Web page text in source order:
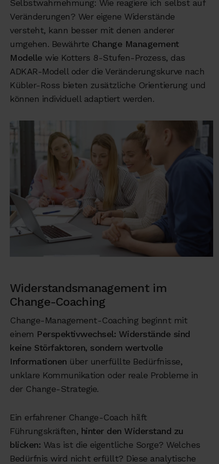
Selbstwahrnehmung: Wie reagiere ich selbst auf
Veränderungen? Wer eigene Widerstände
versteht, kann besser mit denen anderer
umgehen. Bewährte Change Management
Modelle wie Kotters 8-Stufen-Prozess, das
ADKAR-Modell oder die Veränderungskurve nach
Kübler-Ross bieten zusätzliche Orientierung und
können individuell adaptiert werden.
Widerstandsmanagement im
Change-Coaching
Change-Management-Coaching beginnt mit
einem Perspektivwechsel: Widerstände sind
keine Störfaktoren, sondern wertvolle
Informationen über unerfüllte Bedürfnisse,
unklare Kommunikation oder reale Probleme in
der Change-Strategie.
Ein erfahrener Change-Coach hilft
Führungskräften, hinter den Widerstand zu
blicken: Was ist die eigentliche Sorge? Welches
Bedürfnis wird nicht erfüllt? Diese analytische